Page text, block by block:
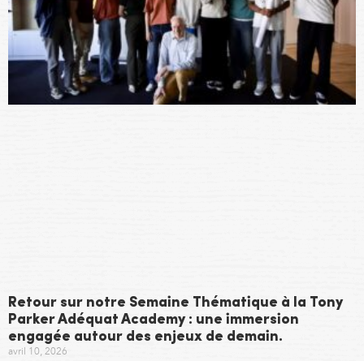
Retour sur notre Semaine Thématique à la Tony
Parker Adéquat Academy : une immersion
engagée autour des enjeux de demain.
avril 10, 2026